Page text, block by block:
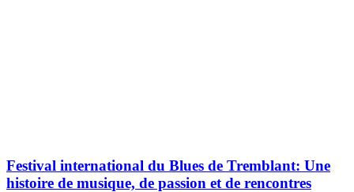
Festival international du Blues de Tremblant: Une
histoire de musique, de passion et de rencontres